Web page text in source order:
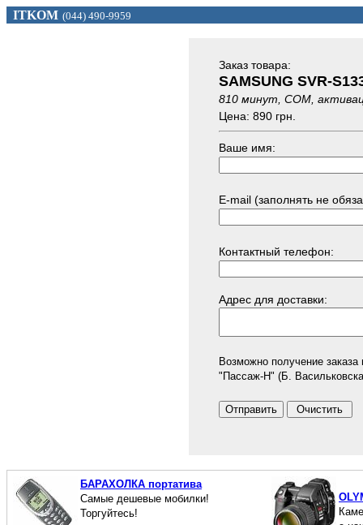
ITKOM (044) 490-9959
Заказ товарa:
SAMSUNG SVR-
810 минут, СОМ,
Цена: 890 грн.
Ваше имя:
E-mail (заполнять не
Контактный телефон:
Адрес для доставки:
Возможно получение заказа
"Пассаж-Н" (Б.
БАРАХОЛКА портатива
Самые дешевые мобилки!
Торгуйтесь!